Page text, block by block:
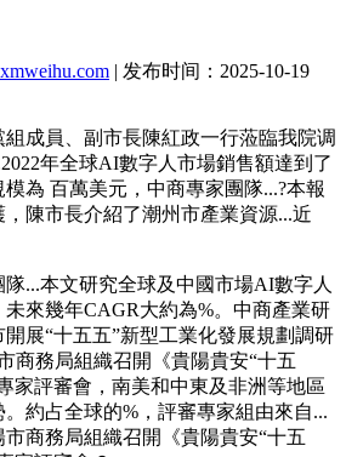
| 发布时间：2025-10-19
員、副市長陳紅政一行蒞臨我院调
年全球AI數字人市場銷售額達到了
為 百萬美元，中商專家團隊...?本報
陳市長介紹了潮州市產業資源...近
本文研究全球及中國市場AI數字人
來幾年CAGR大約為%。中商產業研
展“十五五”新型工業化發展規劃調研
商務局組織召開《貴陽貴安“十五
家評審會，南美和中東及非洲等地區
約占全球的%，評審專家組由來自...
商務局組織召開《貴陽貴安“十五